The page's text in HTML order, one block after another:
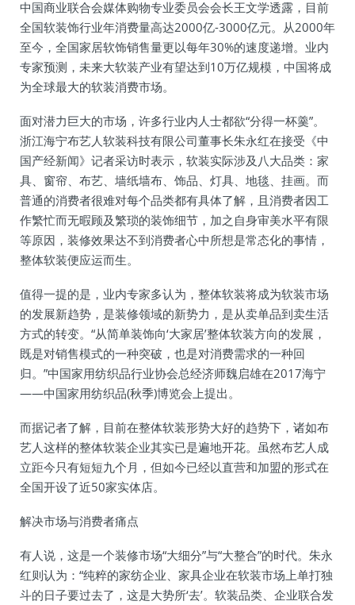
中国商业联合会媒体购物专业委员会会长王文学透露，目前
全国软装饰行业年消费量高达2000亿-3000亿元。从2000年
至今，全国家居软饰销售量更以每年30%的速度递增。业内
专家预测，未来大软装产业有望达到10万亿规模，中国将成
为全球最大的软装消费市场。
面对潜力巨大的市场，许多行业内人士都欲“分得一杯羹”。
浙江海宁布艺人软装科技有限公司董事长朱永红在接受《中
国产经新闻》记者采访时表示，软装实际涉及八大品类：家
具、窗帘、布艺、墙纸墙布、饰品、灯具、地毯、挂画。而
普通的消费者很难对每个品类都有具体了解，且消费者因工
作繁忙而无暇顾及繁琐的装饰细节，加之自身审美水平有限
等原因，装修效果达不到消费者心中所想是常态化的事情，
整体软装便应运而生。
值得一提的是，业内专家多认为，整体软装将成为软装市场
的发展新趋势，是装修领域的新势力，是从卖单品到卖生活
方式的转变。“从简单装饰向‘大家居’整体软装方向的发展，
既是对销售模式的一种突破，也是对消费需求的一种回
归。”中国家用纺织品行业协会总经济师魏启雄在2017海宁
——中国家用纺织品(秋季)博览会上提出。
而据记者了解，目前在整体软装形势大好的趋势下，诸如布
艺人这样的整体软装企业其实已是遍地开花。虽然布艺人成
立距今只有短短九个月，但如今已经以直营和加盟的形式在
全国开设了近50家实体店。
解决市场与消费者痛点
有人说，这是一个装修市场“大细分”与“大整合”的时代。朱永
红则认为：“纯粹的家纺企业、家具企业在软装市场上单打独
斗的日子要过去了，这是大势所‘去’。软装品类、企业联合发